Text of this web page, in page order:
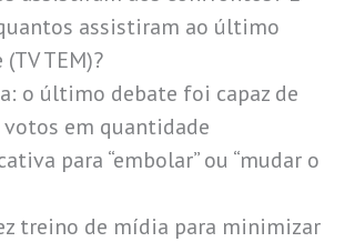
assistiram ao último
TEM)?
o último debate foi capaz de
votos em quantidade
para “embolar” ou “mudar o
treino de mídia para minimizar